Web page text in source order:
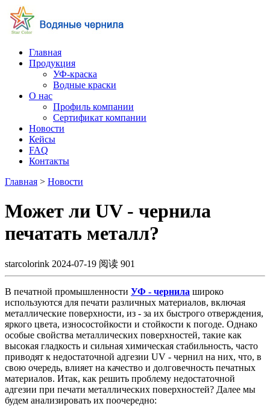
Главная
Продукция
УФ-краска
Водные краски
О нас
Профиль компании
Сертификат компании
Новости
Кейсы
FAQ
Контакты
Главная > Новости
Может ли UV - чернила
печатать металл?
starcolorink 2024-07-19 阅读 901
В печатной промышленности УФ - чернила широко
используются для печати различных материалов, включая
металлические поверхности, из - за их быстрого отверждения,
яркого цвета, износостойкости и стойкости к погоде. Однако
особые свойства металлических поверхностей, такие как
высокая гладкость и сильная химическая стабильность, часто
приводят к недостаточной адгезии UV - чернил на них, что, в
свою очередь, влияет на качество и долговечность печатных
материалов. Итак, как решить проблему недостаточной
адгезии при печати металлических поверхностей? Далее мы
будем анализировать их поочередно: